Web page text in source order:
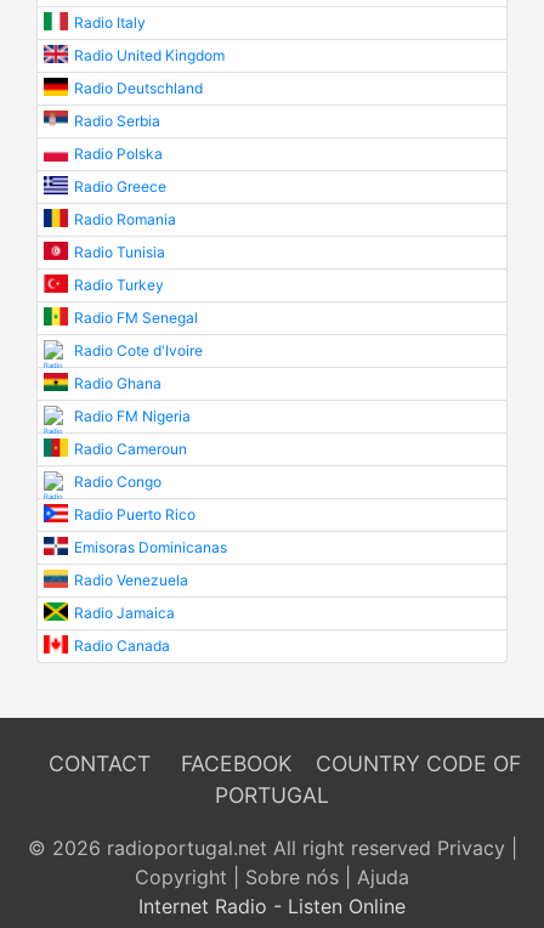
Radio Italy
Radio United Kingdom
Radio Deutschland
Radio Serbia
Radio Polska
Radio Greece
Radio Romania
Radio Tunisia
Radio Turkey
Radio FM Senegal
Radio Cote d'Ivoire
Radio Ghana
Radio FM Nigeria
Radio Cameroun
Radio Congo
Radio Puerto Rico
Emisoras Dominicanas
Radio Venezuela
Radio Jamaica
Radio Canada
CONTACT FACEBOOK
COUNTRY CODE OF
PORTUGAL
© 2026 radioportugal.net All right reserved Privacy
Copyright
Sobre nós
Ajuda
Internet Radio - Listen Online